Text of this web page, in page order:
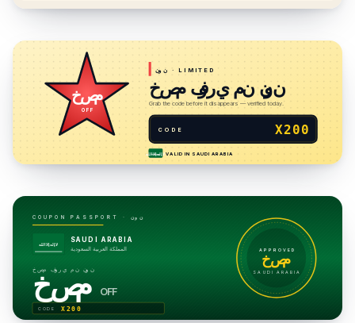
خصم
OFF
نون · LIMITED
خصم فوري من نون
Grab the code before it disappears — verified today.
CODE X200
لا إله إلا الله VALID IN SAUDI ARABIA
COUPON PASSPORT · نون
لا إله إلا الله
SAUDI ARABIA
المملكة العربية السعودية
خصم فوري من نون
خصم OFF
CODE X200
APPROVED
خصم
SAUDI ARABIA